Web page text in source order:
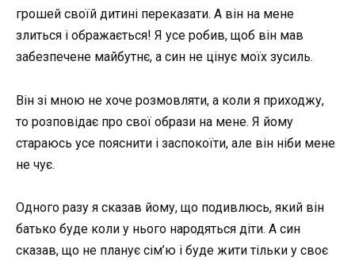
грошей своїй дитині переказати. А він на мене
злиться і ображається! Я усе робив, щоб він мав
забезпечене майбутнє, а син не цінує моїх зусиль.
Він зі мною не хоче розмовляти, а коли я приходжу,
то розповідає про свої образи на мене. Я йому
стараюсь усе пояснити і заспокоїти, але він ніби мене
не чує.
Одного разу я сказав йому, що подивлюсь, який він
батько буде коли у нього народяться діти. А син
сказав, що не планує сім’ю і буде жити тільки у своє